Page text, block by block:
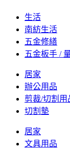
生活
南紡生活
五金修繕
五金板手 /
居家
辦公用品
剪裁/切割用
切割墊
居家
文具用品